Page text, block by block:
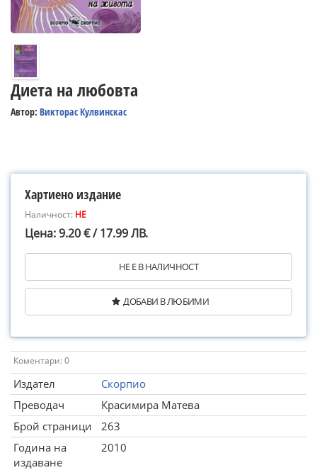
Диета на любовта
Автор: Викторас Кулвинскас
Хартиено издание
Наличност: НЕ
Цена: 9.20 € / 17.99 ЛВ.
НЕ Е В НАЛИЧНОСТ
ДОБАВИ В ЛЮБИМИ
Коментари: 0
Издател
Скорпио
Преводач
Красимира Матева
Брой страници
263
Година на
издаване
2010